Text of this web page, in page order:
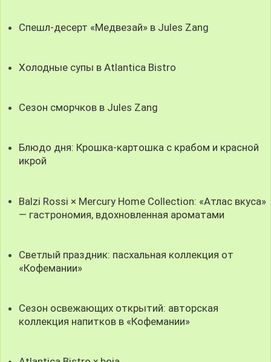
Спешл-десерт «Медвезай» в Jules Zang
Холодные супы в Atlantica Bistro
Сезон сморчков в Jules Zang
Блюдо дня: Крошка-картошка с крабом и красной
икрой
Balzi Rossi × Mercury Home Collection: «Атлас вкуса»
— гастрономия, вдохновленная ароматами
Светлый праздник: пасхальная коллекция от
«Кофемании»
Сезон освежающих открытий: авторская
коллекция напитков в «Кофемании»